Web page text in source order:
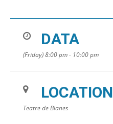
DATA
(Friday) 8:00 pm - 10:00 pm
LOCATION
Teatre de Blanes